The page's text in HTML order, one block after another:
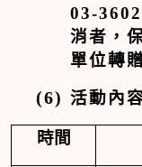
03-
消者，
單位轉
(6) 活動內
時間